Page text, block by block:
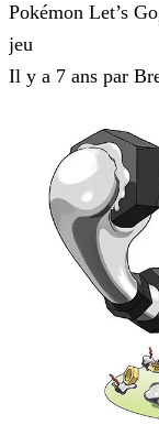
Pokémon Let’s
jeu
Il y a 7 ans par